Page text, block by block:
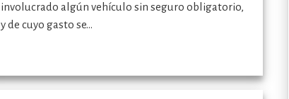
involucrado algún vehículo sin seguro obligatorio,
y de cuyo gasto se…